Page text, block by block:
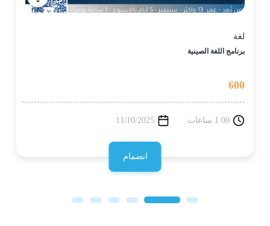
لغة
برنامج اللغة الصينية
600
1:00 ساعات 11/10/2025
انضمام